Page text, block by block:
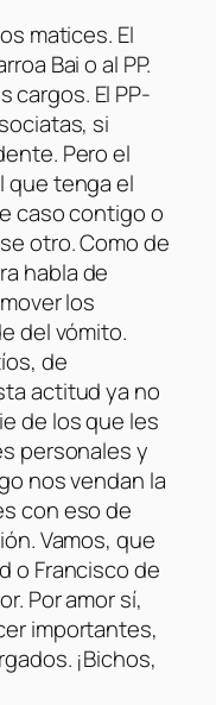
matices. El
Bai o al PP.
cargos. El PP-
si
Pero el
que tenga el
caso contigo o
otro. Como de
habla de
los
del vómito.
de
actitud ya no
de los que les
personales y
nos vendan la
con eso de
Vamos, que
o Francisco de
Por amor sí,
importantes,
¡Bichos,